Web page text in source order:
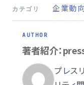
カテゴリ 企業動
著者紹介：
プレス